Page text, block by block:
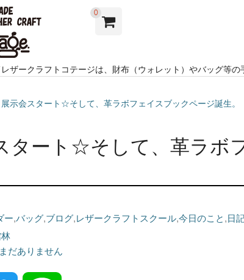
0
ザークラフトコテージは、財布（ウォレット）やバッグ等の
展示会スタート☆そして、革ラボフェイスブックページ誕生。
タート☆そして、革ラボ
ー,バッグ,ブログ,レザークラフトスクール,今日のこと,日
だありません